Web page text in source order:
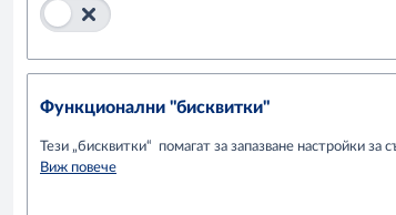
Функционални "бисквитки"
Тези „бисквитки“ помагат за запазване настройки
Виж повече